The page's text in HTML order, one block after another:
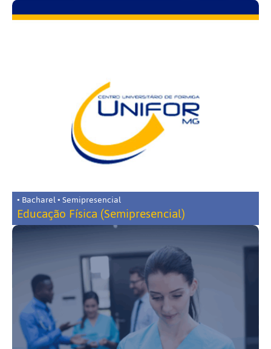
• Bacharel • Semipresencial
Educação Física (Semipresencial)